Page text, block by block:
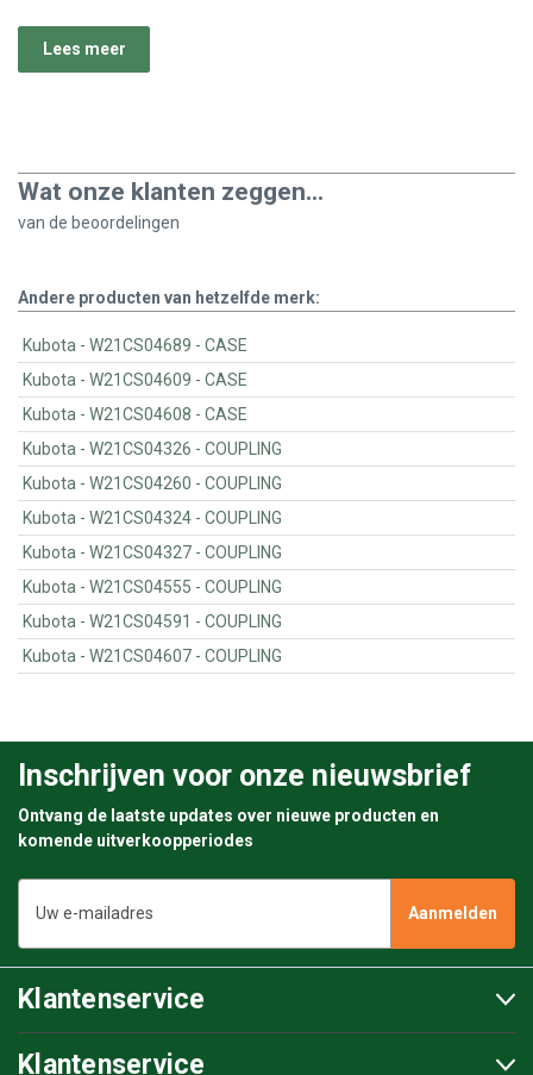
Lees meer
Wat onze klanten zeggen...
van de beoordelingen
Andere producten van hetzelfde merk:
Kubota - W21CS04689 - CASE
Kubota - W21CS04609 - CASE
Kubota - W21CS04608 - CASE
Kubota - W21CS04326 - COUPLING
Kubota - W21CS04260 - COUPLING
Kubota - W21CS04324 - COUPLING
Kubota - W21CS04327 - COUPLING
Kubota - W21CS04555 - COUPLING
Kubota - W21CS04591 - COUPLING
Kubota - W21CS04607 - COUPLING
Inschrijven voor onze nieuwsbrief
Ontvang de laatste updates over nieuwe producten en
komende uitverkoopperiodes
mailadres
Klantenservice
Klantenservice